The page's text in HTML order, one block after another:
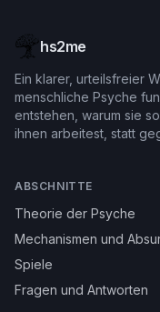
hs2me
Ein klarer, urteilsfreier
menschliche Psyche
entstehen, warum sie
ihnen arbeitest, statt
ABSCHNITTE
Theorie der Psyche
Mechanismen und
Spiele
Fragen und Antworten